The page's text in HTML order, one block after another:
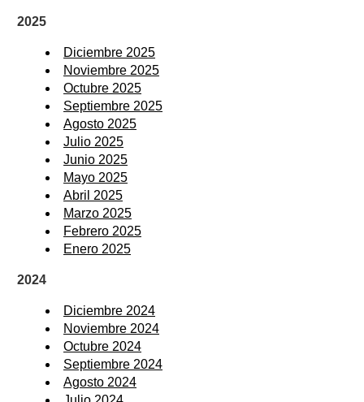
2025
Diciembre 2025
Noviembre 2025
Octubre 2025
Septiembre 2025
Agosto 2025
Julio 2025
Junio 2025
Mayo 2025
Abril 2025
Marzo 2025
Febrero 2025
Enero 2025
2024
Diciembre 2024
Noviembre 2024
Octubre 2024
Septiembre 2024
Agosto 2024